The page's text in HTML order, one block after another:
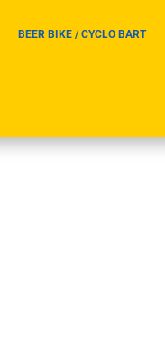
BEER BIKE / CYCLO BART